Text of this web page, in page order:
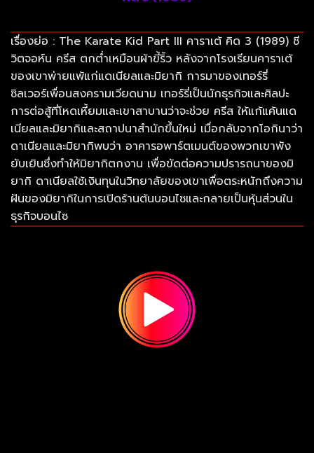
เรื่องย่อ : The Karate Kid Part III คาราเต้ คิด 3 (1989) ชี
วิตจอห์น ครีส ตกต่ำเหมือนผ้าขี้ริ้ว หลังจากโรงเรียนคาราเต้
ของเขาพ่ายแพ้แก่แดเนียลและมิยากิ การมาของเทอร์รี่
ซิลเวอร์เพื่อนสงครามเวียดนาม เทอร์รี่เป็นนักธุรกิจและศิลปะ
การต่อสู้ที่โหดเหี้ยมและเขาสาบานว่าจะช่วย ครีส ให้แก้แค้นแด
เนียลและมิยากิและสถาปนาสำนักขึ้นใหม่ เมื่อกลับจากโอกินาว่า
ดาเนียลและมิยากิพบว่า อาคารอพาร์ตเมนต์ของพวกเขาพัง
ยับเยินซึ่งทำให้มิยากิตกงาน เพื่อขัดต่อความปรารถนาของมิ
ยากิ ดาเนียลใช้เงินทุนในวิทยาลัยของเขาเพื่อตระหนักถึงความ
ฝันของมิยากิในการเปิดร้านต้นบอนไซและกลายเป็นหุ้นส่วนใน
ธุรกิจบอนไซ